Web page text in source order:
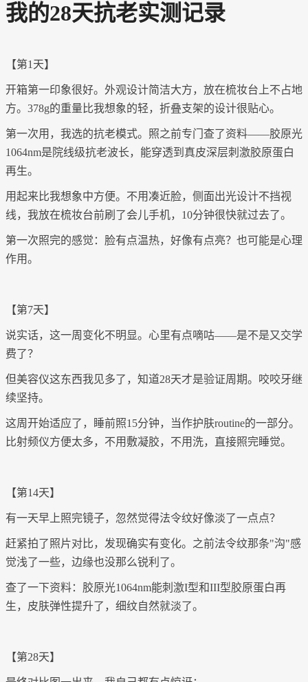
我的28天抗老实测记录
【第1天】
开箱第一印象很好。外观设计简洁大方，放在梳妆台上不占地
方。 378g的重量比我想象的轻，折叠支架的设计很贴心。
第一次用，我选的抗老模式。照之前专门查了资料——胶原光
1064nm是院线级抗老波长，能穿透到真皮深层刺激胶原蛋白
再生。
用起来比我想象中方便。不用凑近脸，侧面出光设计不挡视
线，我放在梳妆台前刷了会儿手机， 10分钟很快就过去了。
第一次照完的感觉：脸有点温热，好像有点亮？也可能是心理
作用。
【第7天】
说实话，这一周变化不明显。心里有点嘀咕——是不是又交学
费了？
但美容仪这东西我见多了，知道28天才是验证周期。咬咬牙继
续坚持。
这周开始适应了，睡前照15分钟，当作护肤routine的一部分。
比射频仪方便太多，不用敷凝胶，不用洗，直接照完睡觉。
【第14天】
有一天早上照完镜子，忽然觉得法令纹好像淡了一点点？
赶紧拍了照片对比，发现确实有变化。之前法令纹那条"沟"感
觉浅了一些，边缘也没那么锐利了。
查了一下资料：胶原光1064nm能刺激I型和III型胶原蛋白再
生，皮肤弹性提升了，细纹自然就淡了。
【第28天】